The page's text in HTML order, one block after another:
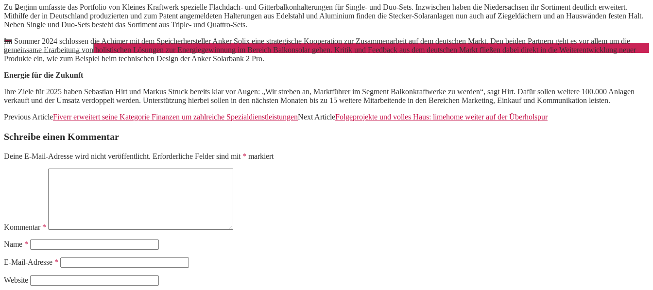
Geschäftskonto eröffnen
Zu Beginn umfasste das Portfolio von Kleines Kraftwerk spezielle Flachdach- und Gitterbalkonhalterungen für Single- und Duo-Sets. Inzwischen haben die Niedersachsen ihr Sortiment deutlich erweitert.
Mithilfe der in Deutschland produzierten und zum Patent angemeldeten Halterungen aus Edelstahl und Aluminium finden die Stecker-Solaranlagen nun auch auf Ziegeldächern und an Hauswänden festen Halt.
Neben Single und Duo-Sets besteht das Sortiment aus Triple- und Quattro-Sets.
Im Sommer 2024 schlossen die Achimer mit dem Speicherhersteller Anker Solix eine strategische Kooperation zur Zusammenarbeit auf dem deutschen Markt. Den beiden Partnern geht es vor allem um die
gemeinsame Erarbeitung von holistischen Lösungen zur Energiegewinnung im Bereich Balkonsolar gehen. Kritik und Feedback aus dem deutschen Markt fließen dabei direkt in die Weiterentwicklung neuer
Produkte ein, wie zum Beispiel beim technischen Design der Anker Solarbank 2 Pro.
Energie für die Zukunft
Ihre Ziele für 2025 haben Sebastian Hirt und Markus Struck bereits klar vor Augen: „Wir streben an, Marktführer im Segment Balkonkraftwerke zu werden“, sagt Hirt. Dafür sollen weitere 100.000 Anlagen
verkauft und der Umsatz verdoppelt werden. Unterstützung hierbei sollen in den nächsten Monaten bis zu 15 weitere Mitarbeitende in den Bereichen Marketing, Einkauf und Kommunikation leisten.
Previous ArticleFiverr erweitert seine Kategorie Finanzen um zahlreiche SpezialdienstleistungenNext ArticleFolgeprojekte und volles Haus: limehome weiter auf der Überholspur
Schreibe einen Kommentar
Deine E-Mail-Adresse wird nicht veröffentlicht. Erforderliche Felder sind mit * markiert
Kommentar *
Name *
E-Mail-Adresse *
Website